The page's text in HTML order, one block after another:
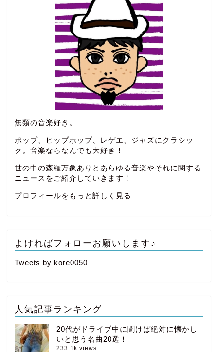
無類の音楽好き。
ポップ、ヒップホップ、レゲエ、ジャズにクラシッ
ク。音楽ならなんでも大好き！
世の中の森羅万象ありとあらゆる音楽やそれに関する
ニュースをご紹介していきます！
プロフィールをもっと詳しく見る
よければフォローお願いします♪
Tweets by kore0050
人気記事ランキング
20代がドライブ中に聞けば絶対に懐かし
いと思う名曲20選！
233.1k views